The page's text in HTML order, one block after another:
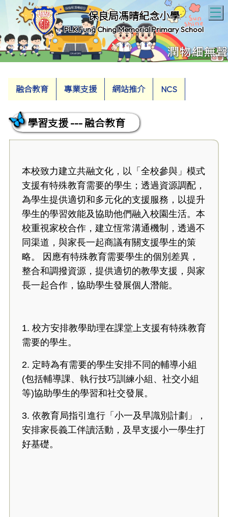
保良局馮晴紀念小學
PLK Fung Ching Memorial Primary School
融合教育 專業支援 網站推介 NCS
學習支援 --- 融合教育
本校致力建立共融文化，以「全校參與」模式
支援有特殊教育需要的學生；透過資源調配，
為學生提供適切和多元化的支援服務，以提升
學生的學習效能及協助他們融入校園生活。本
校重視家校合作，建立恆常溝通機制，透過不
同渠道，與家長一起商議有關支援學生的策
略。 因應有特殊教育需要學生的個別差異，
整合和調撥資源，提供適切的教學支援，與家
長一起合作，協助學生發展個人潛能。
1. 校方安排教學助理在課堂上支援有特殊教育
需要的學生。
2. 定時為有需要的學生安排不同的輔導小組
(包括輔導課、執行技巧訓練小組、社交小組
等)協助學生的學習和社交發展。
3. 依教育局指引進行「小一及早識別計劃」，
安排家長義工伴讀活動，及早支援小一學生打
好基礎。